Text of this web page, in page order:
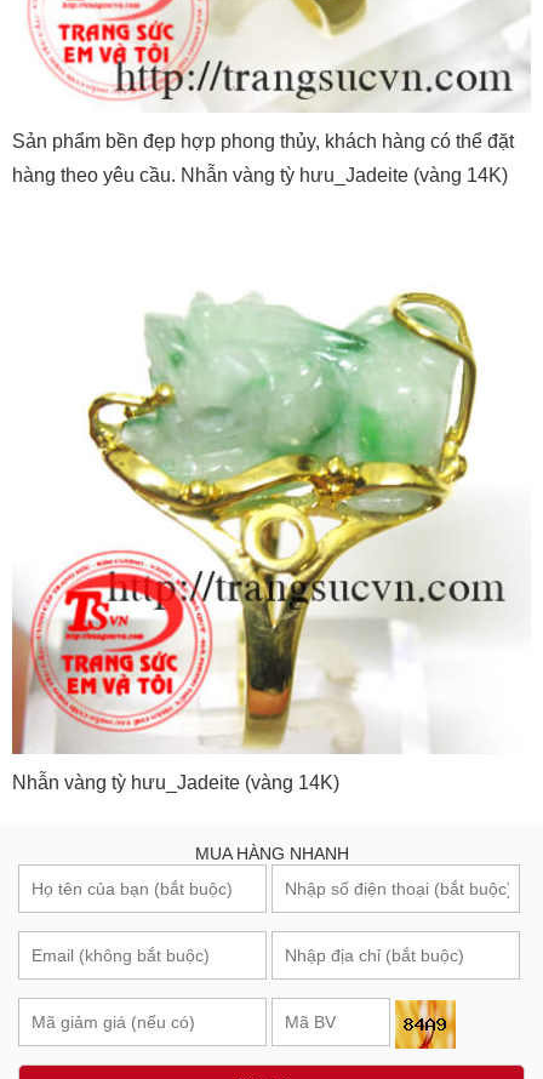
Sản phẩm bền đẹp hợp phong thủy, khách hàng có thể đặt
hàng theo yêu cầu. Nhẫn vàng tỳ hưu_Jadeite (vàng 14K)
Nhẫn vàng tỳ hưu_Jadeite (vàng 14K)
MUA HÀNG NHANH